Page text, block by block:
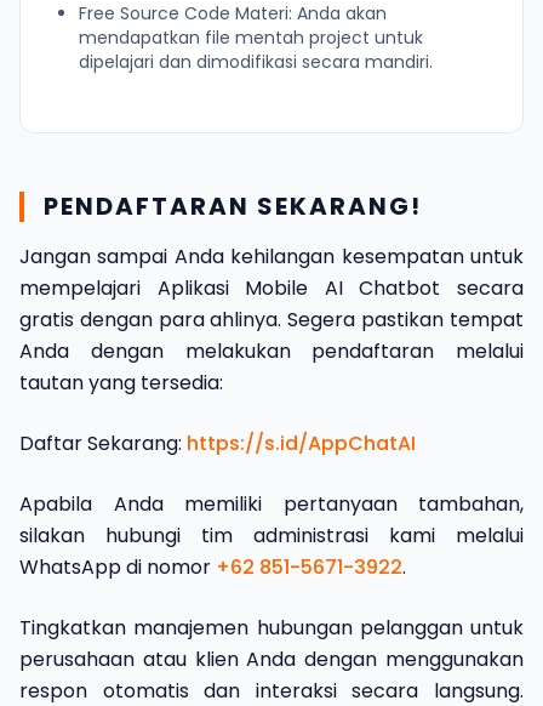
Free Source Code Materi: Anda akan
mendapatkan file mentah project untuk
dipelajari dan dimodifikasi secara mandiri.
PENDAFTARAN SEKARANG!
Jangan sampai Anda kehilangan kesempatan untuk
mempelajari Aplikasi Mobile AI Chatbot secara
gratis dengan para ahlinya. Segera pastikan tempat
Anda dengan melakukan pendaftaran melalui
tautan yang tersedia:
Daftar Sekarang: https://s.id/AppChatAI
Apabila Anda memiliki pertanyaan tambahan,
silakan hubungi tim administrasi kami melalui
WhatsApp di nomor +62 851-5671-3922.
Tingkatkan manajemen hubungan pelanggan untuk
perusahaan atau klien Anda dengan menggunakan
respon otomatis dan interaksi secara langsung.